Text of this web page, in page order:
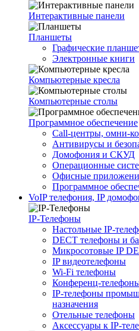
Интерактивные панели
Планшеты
Графические
Электронные книги
Компьютерные кресла
Компьютерные столы
Программное обеспечение
Call-центры, омни-
Антивирусы и
Домофония и СКУД
Операционные
Офисные
Программное
VoIP телефония, IP
IP-Телефоны
Настольные IP-
DECT телефоны и
Микросотовые IP
IP видеотелефоны
Wi-Fi телефоны
Конференц-
IP-телефоны
назначения
Отельные телефоны
Аксессуары к IP-